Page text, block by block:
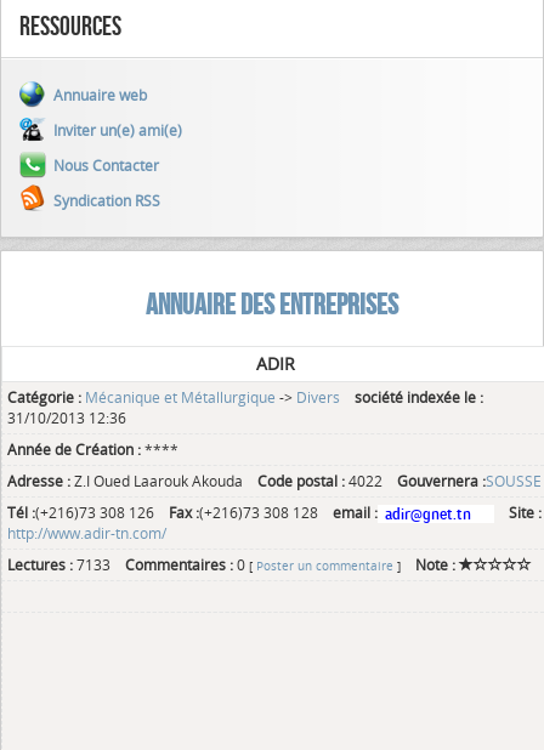
Ressources
Annuaire web
Inviter un(e) ami(e)
Nous Contacter
Syndication RSS
ANNUAIRE DES ENTREPRISES
ADIR
Catégorie : Mécanique et Métallurgique -> Divers
société indexée le :
31/10/2013 12:36
Année de Création :****
Adresse :Z.I Oued Laarouk Akouda Code postal :4022 Gouvernera :SOUSSE
Tél :(+216)73 308 126 Fax :(+216)73 308 128 email :
Site :
http://www.adir-tn.com/
Lectures :7133 Commentaires :0 [ Poster un commentaire ] Note :